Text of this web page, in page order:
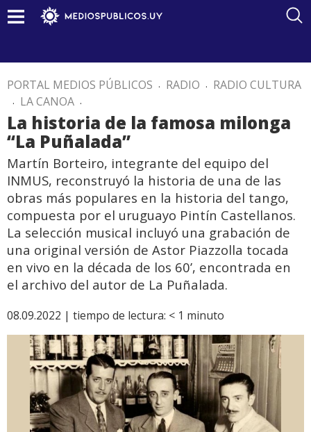
PORTAL MEDIOS PÚBLICOS . RADIO . RADIO CULTURA
. LA CANOA .
La historia de la famosa milonga
“La Puñalada”
Martín Borteiro, integrante del equipo del
INMUS, reconstruyó la historia de una de las
obras más populares en la historia del tango,
compuesta por el uruguayo Pintín Castellanos.
La selección musical incluyó una grabación de
una original versión de Astor Piazzolla tocada
en vivo en la década de los 60’, encontrada en
el archivo del autor de La Puñalada.
08.09.2022 | tiempo de lectura: < 1 minuto